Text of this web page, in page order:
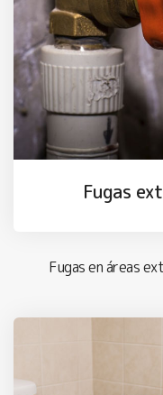
Fugas
Fugas en áreas